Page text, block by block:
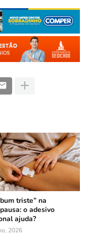
triste” na
o adesivo
ajuda?
2026